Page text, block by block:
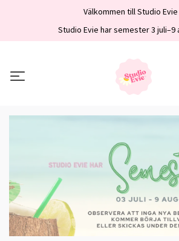
Välkommen till Studio
Studio Evie har semester 3 juli–9